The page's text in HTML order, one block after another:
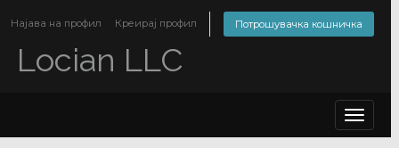
Најава на профил Креирај профил Потрошувачка кошничка
Locian LLC
Toggle